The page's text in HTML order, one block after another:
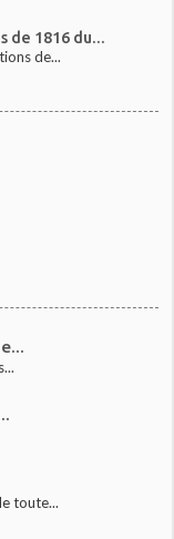
de 1816 du...
de...
toute...